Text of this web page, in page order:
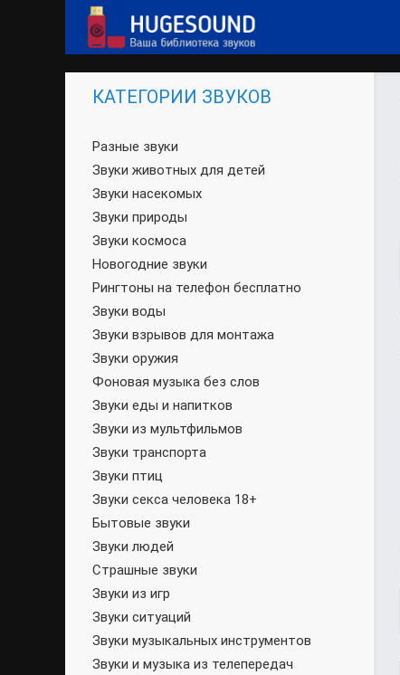
КАТЕГОРИИ ЗВУКОВ
Разные звуки
Звуки животных для детей
Звуки насекомых
Звуки природы
Звуки космоса
Новогодние звуки
Рингтоны на телефон бесплатно
Звуки воды
Звуки взрывов для монтажа
Звуки оружия
Фоновая музыка без слов
Звуки еды и напитков
Звуки из мультфильмов
Звуки транспорта
Звуки птиц
Звуки секса человека 18+
Бытовые звуки
Звуки людей
Страшные звуки
Звуки из игр
Звуки ситуаций
Звуки музыкальных инструментов
Звуки и музыка из телепередач